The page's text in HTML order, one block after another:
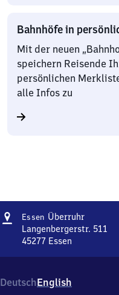
Bahnhöfe in
Mit der neuen
speichern Reisende
persönlichen
alle Infos zu
Adresse
Essen ÜberruhrEssen-
Überruhr
Langenbergerstr. 511
45277 Essen
Langenbergerstr.
511,
DeutschEnglish